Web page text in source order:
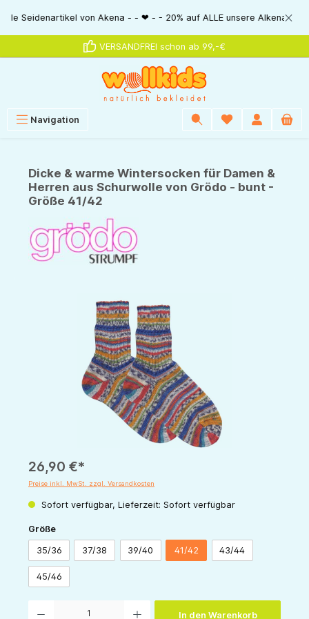
springenvon Akena - - ❤ - - 20% auf ALLE unsere Alkena-
VERSANDFREI schon ab 99,-€
Navigation
Dicke & warme Wintersocken für Damen &
Herren aus Schurwolle von Grödo - bunt -
Größe 41/42
Bildergalerie überspringen
26,90 €*
Preise inkl. MwSt. zzgl. Versandkosten
Sofort verfügbar, Lieferzeit: Sofort verfügbar
Größeauswählen
35/36 37/38 39/40 41/42 43/44
45/46
In den Warenkorb